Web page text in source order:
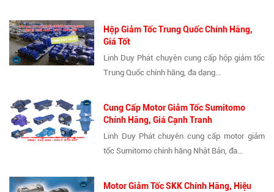
Hộp Giảm Tốc Trung Quốc Chính Hãng,
Giá Tốt
Linh Duy Phát chuyên cung cấp hộp giảm tốc
Trung Quốc chính hãng, đa dạng...
Cung Cấp Motor Giảm Tốc Sumitomo
Chính Hãng, Giá Cạnh Tranh
Linh Duy Phát chuyên cung cấp motor giảm
tốc Sumitomo chính hãng Nhật Bản, đa...
Motor Giảm Tốc SKK Chính Hãng, Hiệu